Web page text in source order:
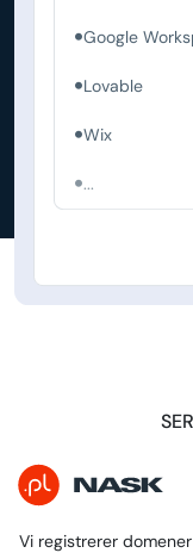
Google
Lovable
Wix
...
Vi registrerer